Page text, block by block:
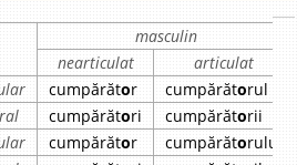
masculin
nearticulat
articulat
cumpărător cumpărătorul
cumpărători cumpărătorii
cumpărător cumpărătorului